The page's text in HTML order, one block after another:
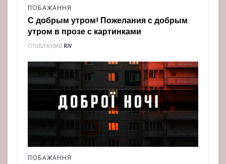
ПОБАЖАННЯ
С добрым утром! Пожелания с добрым
утром в прозе с картинками
ОПУБЛІКУВАВ RIV
ПОБАЖАННЯ